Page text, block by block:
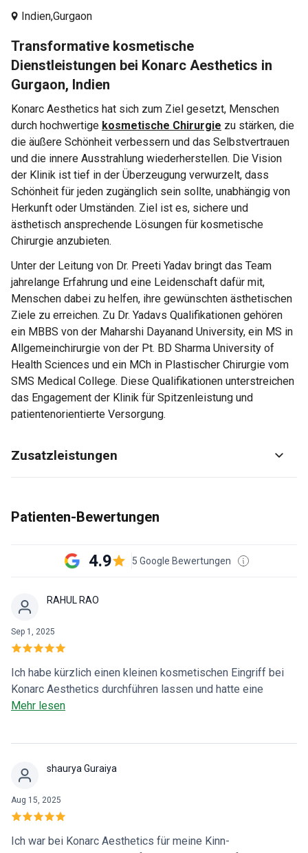
Indien,Gurgaon
Transformative kosmetische
Dienstleistungen bei Konarc Aesthetics in
Gurgaon, Indien
Konarc Aesthetics hat sich zum Ziel gesetzt, Menschen
durch hochwertige kosmetische Chirurgie zu stärken, die
die äußere Schönheit verbessern und das Selbstvertrauen
und die innere Ausstrahlung wiederherstellen. Die Vision
der Klinik ist tief in der Überzeugung verwurzelt, dass
Schönheit für jeden zugänglich sein sollte, unabhängig von
Herkunft oder Umständen. Ziel ist es, sichere und
ästhetisch ansprechende Lösungen für kosmetische
Chirurgie anzubieten.
Unter der Leitung von Dr. Preeti Yadav bringt das Team
jahrelange Erfahrung und eine Leidenschaft dafür mit,
Menschen dabei zu helfen, ihre gewünschten ästhetischen
Ziele zu erreichen. Zu Dr. Yadavs Qualifikationen gehören
ein MBBS von der Maharshi Dayanand University, ein MS in
Allgemeinchirurgie von der Pt. BD Sharma University of
Health Sciences und ein MCh in Plastischer Chirurgie vom
SMS Medical College. Diese Qualifikationen unterstreichen
das Engagement der Klinik für Spitzenleistung und
patientenorientierte Versorgung.
Zusatzleistungen
Patienten-Bewertungen
4.9 5 Google Bewertungen
RAHUL RAO
Sep 1, 2025
Ich habe kürzlich einen kleinen kosmetischen Eingriff bei
Konarc Aesthetics durchführen lassen und hatte eine
außergewöhnliche Erfahrung. Dr. Preeti nahm sich die Zeit,
der gesamten Zeit für mein Wohlbefinden. Die Operation
minimalen postoperativen Narben. Ich kann Konarc
Aesthetics aufgrund ihrer Professionalität, Sorgfalt und
hervorragenden Ergebnisse nur wärmstens empfehlen.
Mehr lesen
shaurya Guraiya
Aug 15, 2025
Ich war bei Konarc Aesthetics für meine Kinn-